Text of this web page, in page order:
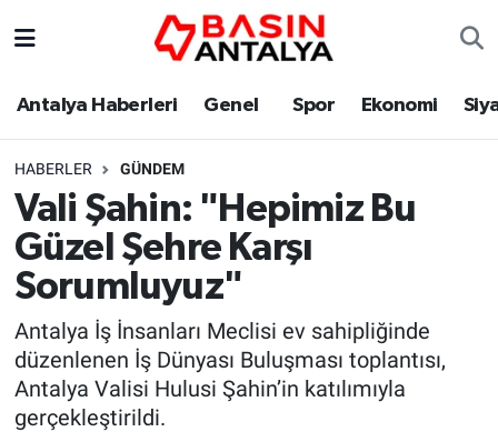
Antalya Haberleri Genel Spor Ekonomi
HABERLER GÜNDEM
Vali Şahin: "Hepimiz Bu
Güzel Şehre Karşı
Sorumluyuz"
Antalya İş İnsanları Meclisi ev sahipliğinde
düzenlenen İş Dünyası Buluşması toplantısı,
Antalya Valisi Hulusi Şahin’in katılımıyla
gerçekleştirildi.